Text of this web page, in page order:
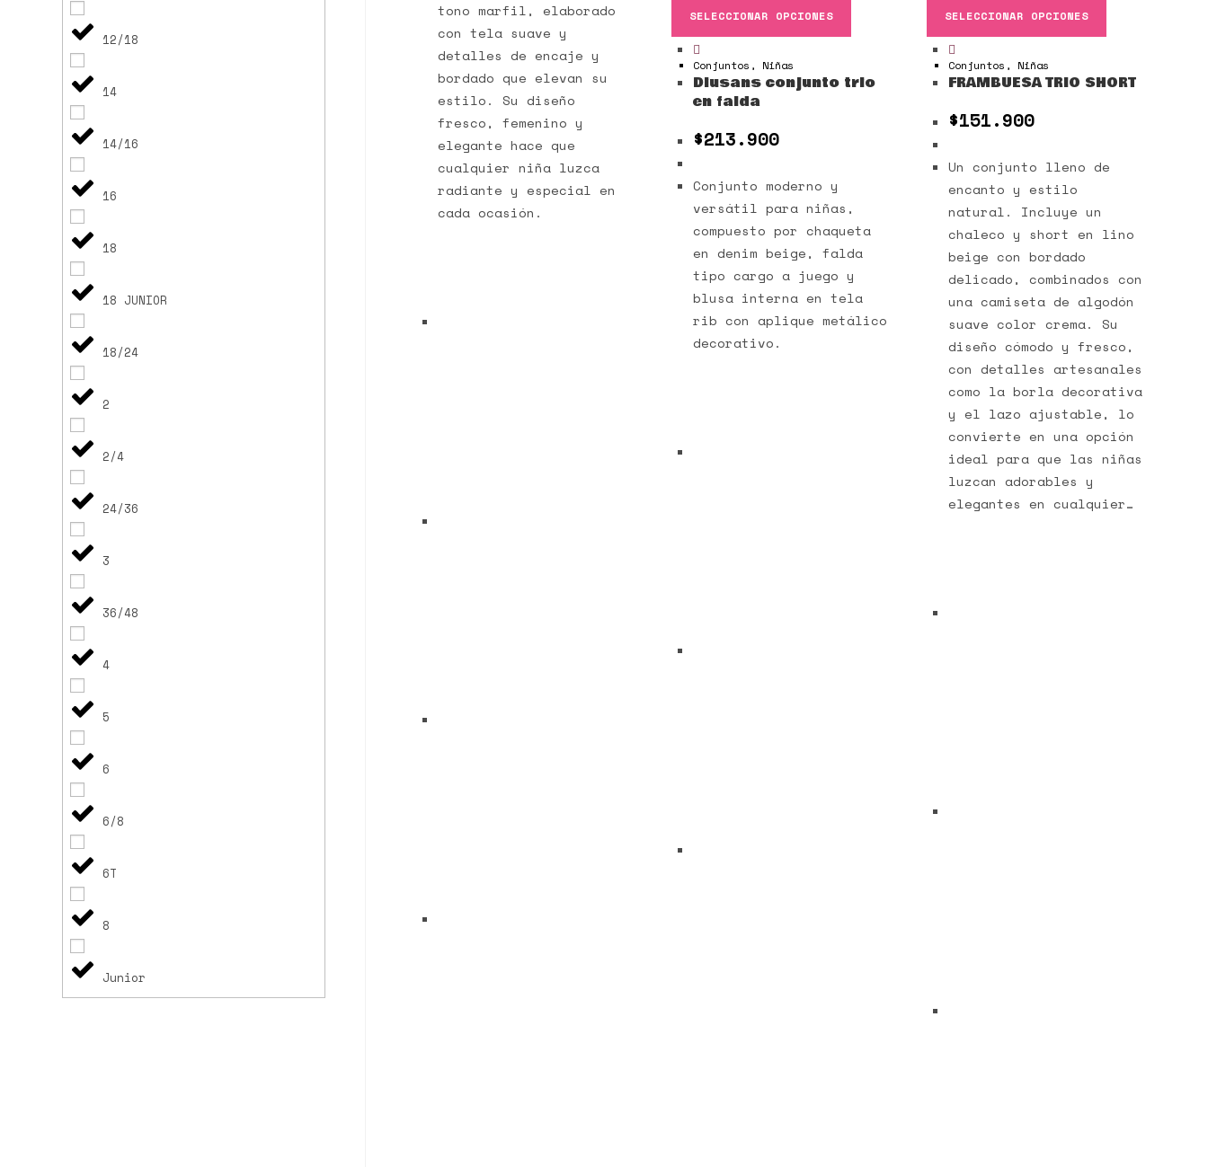
tono marfil, elaborado
con tela suave y
detalles de encaje y
bordado que elevan su
estilo. Su diseño
fresco, femenino y
elegante hace que
cualquier niña luzca
radiante y especial en
cada ocasión.
SELECCIONAR OPCIONES
Conjuntos , Niñas
Diusans conjunto trio
en falda
$213.900
Conjunto moderno y
versátil para niñas,
compuesto por chaqueta
en denim beige, falda
tipo cargo a juego y
blusa interna en tela
rib con aplique metálico
decorativo.
SELECCIONAR OPCIONES
Conjuntos , Niñas
FRAMBUESA TRIO SHORT
$151.900
Un conjunto lleno de
encanto y estilo
natural. Incluye un
chaleco y short en lino
beige con bordado
delicado, combinados con
una camiseta de algodón
suave color crema. Su
diseño cómodo y fresco,
con detalles artesanales
como la borla decorativa
y el lazo ajustable, lo
convierte en una opción
ideal para que las niñas
luzcan adorables y
elegantes en cualquier…
12/18
14
14/16
16
18
18 JUNIOR
18/24
2
2/4
24/36
3
36/48
4
5
6
6/8
6T
8
Junior